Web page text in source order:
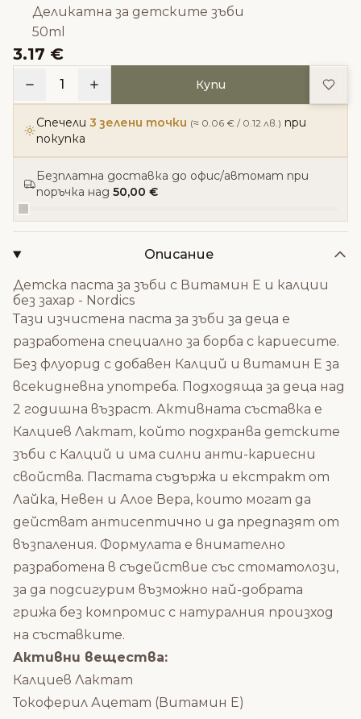
Деликатна за детските зъби
50ml
3.17 €
1 Купи
Спечели 3 зелени точки (≈ 0.06 € / 0.12 лв.) при
покупка
Безплатна доставка до офис/автомат при
поръчка над 50,00 €
Описание
Детска паста за зъби с Витамин Е и калции
без захар - Nordics
Тази изчистена паста за зъби за деца е
разработена специално за борба с кариесите.
Без флуорид с добавен Калций и витамин Е за
всекидневна употреба. Подходяща за деца над
2 годишна възраст. Активната съставка е
Калциев Лактат, който подхранва детските
зъби с Калций и има силни анти-кариесни
свойства. Пастата съдържа и екстракт от
Лайка, Невен и Алое Вера, които могат да
действат антисептично и да предпазят от
възпаления. Формулата е внимателно
разработена в съдействие със стоматолози,
за да подсигурим възможно най-добрата
грижа без компромис с натуралния произход
на съставките.
Активни вещества:
Калциев Лактат
Токоферил Ацетат (Витамин Е)